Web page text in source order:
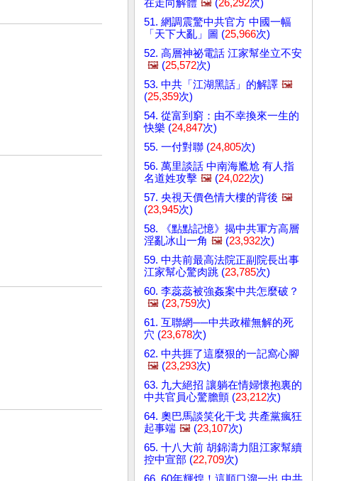
在走向解體 🖼️ (26,292次)
51. 網調震驚中共官方 中國一幅
「天下大亂」圖 (25,966次)
52. 高層神祕電話 江家幫坐立不安
🖼️ (25,572次)
53. 中共「江湖黑話」的解譯 🖼️
(25,359次)
54. 從富到窮：由不幸換來一生的
快樂 (24,847次)
55. 一付對聯 (24,805次)
56. 萬里談話 中南海尷尬 有人指
名道姓攻擊 🖼️ (24,022次)
57. 央視天價色情大樓的背後 🖼️
(23,945次)
58. 《點點記憶》揭中共軍方高層
淫亂冰山一角 🖼️ (23,932次)
59. 中共前最高法院正副院長出事
江家幫心驚肉跳 (23,785次)
60. 李蕊蕊被強姦案中共怎麼破？
🖼️ (23,759次)
61. 互聯網──中共政權無解的死
穴 (23,678次)
62. 中共捱了這麼狠的一記窩心腳
🖼️ (23,293次)
63. 九大絕招 讓躺在情婦懷抱裏的
中共官員心驚膽顫 (23,212次)
64. 奧巴馬談笑化干戈 共產黨瘋狂
起事端 🖼️ (23,107次)
65. 十八大前 胡錦濤力阻江家幫續
控中宣部 (22,709次)
66. 60年輝煌！這順口溜一出 中共